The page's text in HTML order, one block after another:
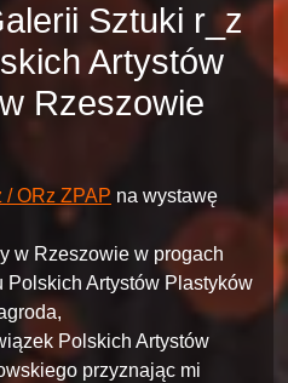
Sztuki r_z
Artystów
Rzeszowie
/ ORz ZPAP na wystawę
w Rzeszowie w progach
Artystów Plastyków
Polskich Artystów
przyznając mi